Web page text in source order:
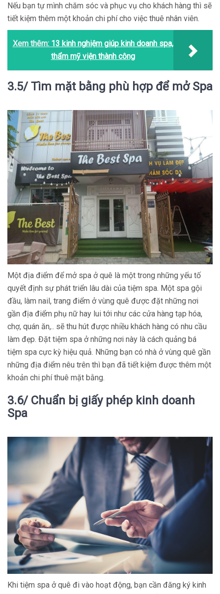
Nếu bạn tự mình chăm sóc và phục vụ cho khách hàng thì sẽ
tiết kiệm thêm một khoản chi phí cho việc thuê nhân viên.
Xem thêm: 13 kinh nghiệm giúp kinh doanh spa,
thẩm mỹ viện thành công
3.5/ Tìm mặt bằng phù hợp để mở Spa
Một địa điểm để mở spa ở quê là một trong những yếu tố
quyết định sự phát triển lâu dài của tiệm spa. Một spa gội
đầu, làm nail, trang điểm ở vùng quê được đặt những nơi
gần địa điểm phụ nữ hay lui tới như các cửa hàng tạp hóa,
chợ, quán ăn,.. sẽ thu hút được nhiều khách hàng có nhu cầu
làm đẹp. Đặt tiệm spa ở những nơi này là cách quảng bá
tiệm spa cực kỳ hiệu quả. Những bạn có nhà ở vùng quê gần
những địa điểm nêu trên thì bạn đã tiết kiệm được thêm một
khoản chi phí thuê mặt bằng.
3.6/ Chuẩn bị giấy phép kinh doanh
Spa
Khi tiệm spa ở quê đi vào hoạt động, bạn cần đăng ký kinh